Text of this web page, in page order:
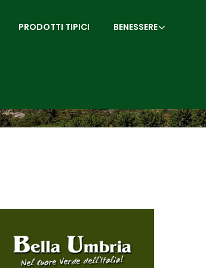
PRODOTTI TIPICI BENESSERE